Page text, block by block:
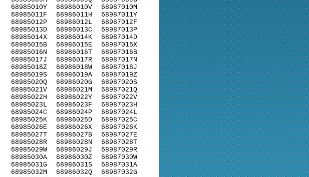
68985010Y
68985011F
68985012P
68985013D
68985014X
68985015B
68985016N
68985017J
68985018Z
68985019S
68985020Q
68985021V
68985022H
68985023L
68985024C
68985025K
68985026E
68985027T
68985028R
68985029W
68985030A
68985031G
68985032M
68986010V
68986011H
68986012L
68986013C
68986014K
68986015E
68986016T
68986017R
68986018W
68986019A
68986020G
68986021M
68986022Y
68986023F
68986024P
68986025D
68986026X
68986027B
68986028N
68986029J
68986030Z
68986031S
68986032Q
68987010M
68987011Y
68987012F
68987013P
68987014D
68987015X
68987016B
68987017N
68987018J
68987019Z
68987020S
68987021Q
68987022V
68987023H
68987024L
68987025C
68987026K
68987027E
68987028T
68987029R
68987030W
68987031A
68987032G